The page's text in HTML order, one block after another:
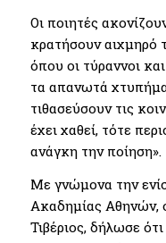
Οι ποιητές
κρατήσουν αιχμηρό
όπου οι τύραννοι
τα απανωτά
τιθασεύσουν τις
έχει χαθεί, τότε
ανάγκη την ποίηση».
Με γνώμονα την
Ακαδημίας Αθηνών,
Τιβέριος, δήλωσε